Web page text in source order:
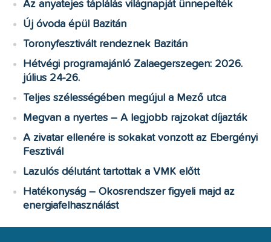
Az anyatejes táplálás világnapját ünnepelték
Új óvoda épül Bazitán
Toronyfesztivált rendeznek Bazitán
Hétvégi programajánló Zalaegerszegen: 2026.
július 24-26.
Teljes szélességében megújul a Mező utca
Megvan a nyertes – A legjobb rajzokat díjazták
A zivatar ellenére is sokakat vonzott az Ebergényi
Fesztivál
Lazulós délutánt tartottak a VMK előtt
Hatékonyság – Okosrendszer figyeli majd az
energiafelhasználást